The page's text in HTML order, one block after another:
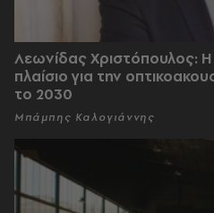
Λεωνίδας Χριστόπουλος: Η
πλαίσιο για την
το 2030
Μπάμπης Καλογιάννης